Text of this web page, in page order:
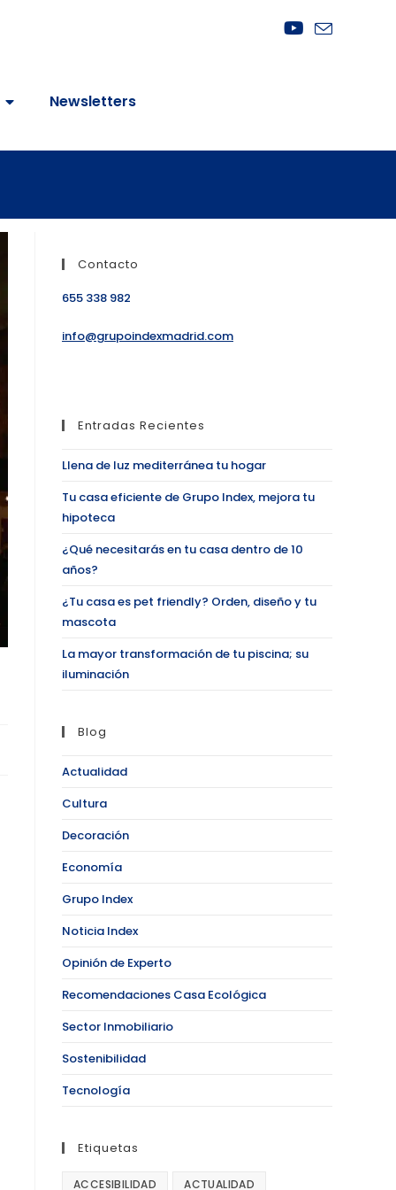
Newsletters
Contacto
655 338 982
info@grupoindexmadrid.com
Entradas Recientes
Llena de luz mediterránea tu hogar
Tu casa eficiente de Grupo Index, mejora tu
hipoteca
¿Qué necesitarás en tu casa dentro de 10
años?
¿Tu casa es pet friendly? Orden, diseño y tu
mascota
La mayor transformación de tu piscina; su
iluminación
Blog
Actualidad
Cultura
Decoración
Economía
Grupo Index
Noticia Index
Opinión de Experto
Recomendaciones Casa Ecológica
Sector Inmobiliario
Sostenibilidad
Tecnología
Etiquetas
ACCESIBILIDAD ACTUALIDAD